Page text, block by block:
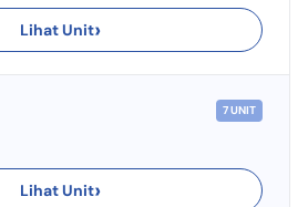
Lihat Unit›
7UNIT
Lihat Unit›